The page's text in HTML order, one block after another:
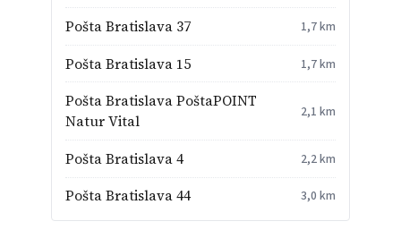
Pošta Bratislava 37 1,7 km
Pošta Bratislava 15 1,7 km
Pošta Bratislava PoštaPOINT
Natur Vital
2,1 km
Pošta Bratislava 4 2,2 km
Pošta Bratislava 44 3,0 km